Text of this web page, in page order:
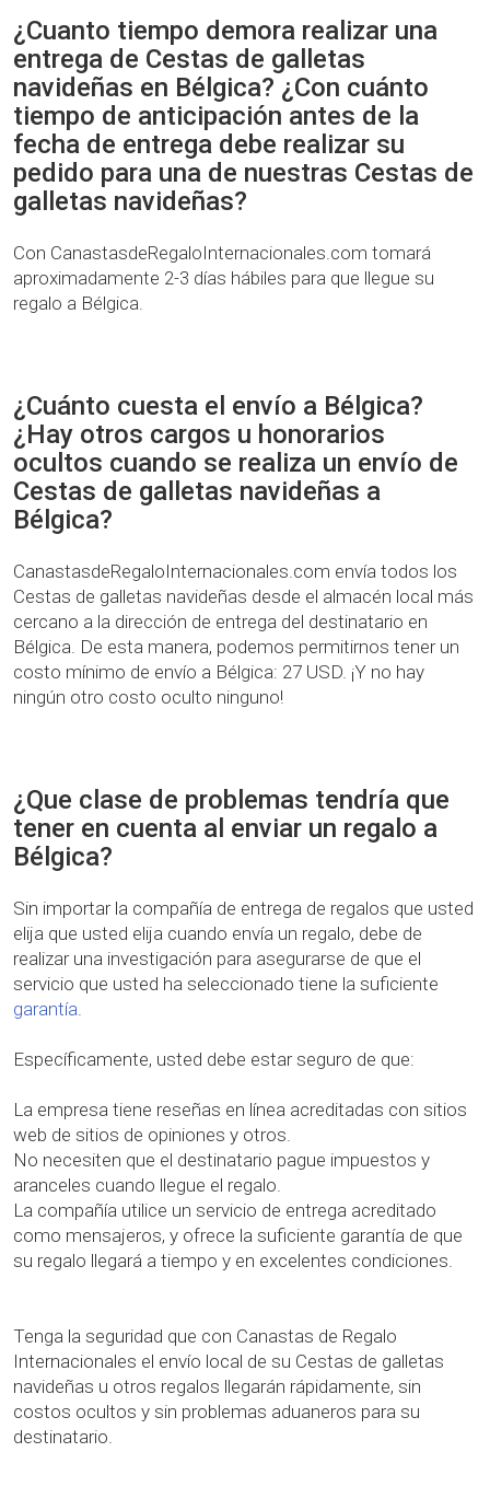
¿Cuanto tiempo demora realizar una
entrega de Cestas de galletas
navideñas en Bélgica? ¿Con cuánto
tiempo de anticipación antes de la
fecha de entrega debe realizar su
pedido para una de nuestras Cestas de
galletas navideñas?
Con CanastasdeRegaloInternacionales.com tomará
aproximadamente 2-3 días hábiles para que llegue su
regalo a Bélgica.
¿Cuánto cuesta el envío a Bélgica?
¿Hay otros cargos u honorarios
ocultos cuando se realiza un envío de
Cestas de galletas navideñas a
Bélgica?
CanastasdeRegaloInternacionales.com envía todos los
Cestas de galletas navideñas desde el almacén local más
cercano a la dirección de entrega del destinatario en
Bélgica. De esta manera, podemos permitirnos tener un
costo mínimo de envío a Bélgica: 27 USD. ¡Y no hay
ningún otro costo oculto ninguno!
¿Que clase de problemas tendría que
tener en cuenta al enviar un regalo a
Bélgica?
Sin importar la compañía de entrega de regalos que usted
elija que usted elija cuando envía un regalo, debe de
realizar una investigación para asegurarse de que el
servicio que usted ha seleccionado tiene la suficiente
garantía.
Específicamente, usted debe estar seguro de que:
La empresa tiene reseñas en línea acreditadas con sitios
web de sitios de opiniones y otros.
No necesiten que el destinatario pague impuestos y
aranceles cuando llegue el regalo.
La compañía utilice un servicio de entrega acreditado
como mensajeros, y ofrece la suficiente garantía de que
su regalo llegará a tiempo y en excelentes condiciones.
Tenga la seguridad que con Canastas de Regalo
Internacionales el envío local de su Cestas de galletas
navideñas u otros regalos llegarán rápidamente, sin
costos ocultos y sin problemas aduaneros para su
destinatario.